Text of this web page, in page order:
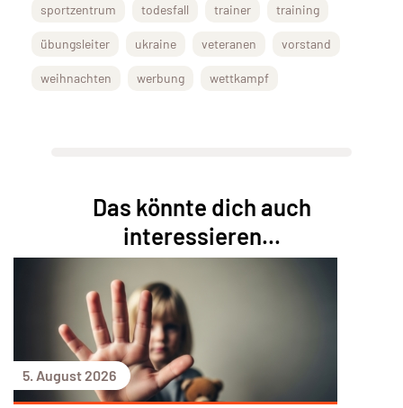
sportzentrum todesfall trainer training
übungsleiter ukraine veteranen vorstand
weihnachten werbung wettkampf
Das könnte dich auch
interessieren...
5. August 2026